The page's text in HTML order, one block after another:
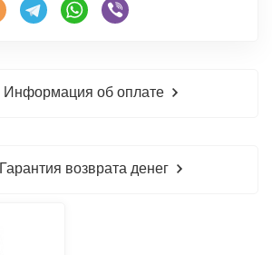
Информация об оплате
Гарантия возврата денег